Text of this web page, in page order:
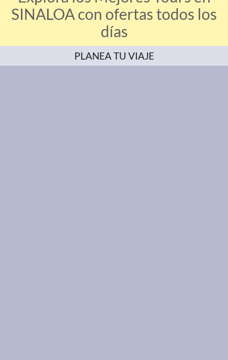
SINALOA con ofertas todos los
días
PLANEA TU VIAJE